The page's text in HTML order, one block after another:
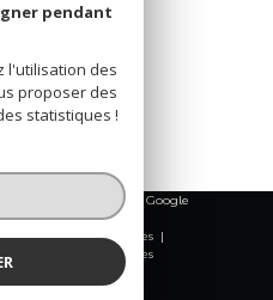
BIEN
Traduction powered by Google
|
site
Mentions légales
RGPD Cookies
pendant
l'utilisation des
proposer des
statistiques !